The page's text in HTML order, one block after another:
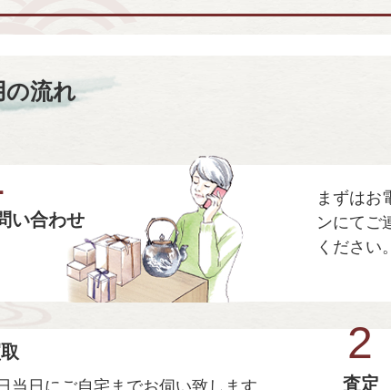
の流れ
い合わせ
まずはお
ンにてご
ください。
2
査定